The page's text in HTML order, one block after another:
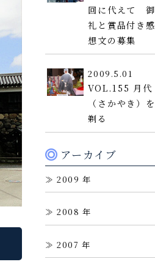
回に代えて 御
礼と賞品付き感
想文の募集
2009.5.01
VOL.155 月代
（さかやき）を
剃る
アーカイブ
2009
2008
2007